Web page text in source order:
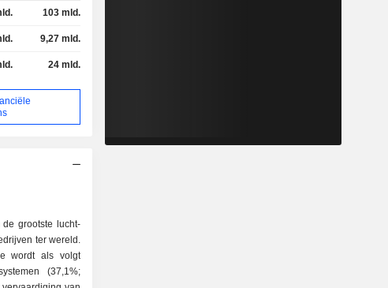
103 mld.
9,27 mld.
24 mld.
grootste lucht-
ter wereld.
wordt als volgt